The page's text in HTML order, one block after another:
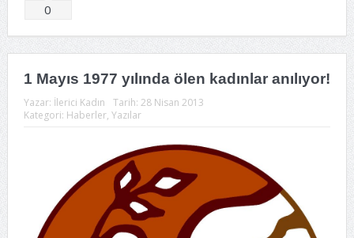
0
1 Mayıs 1977 yılında ölen kadınlar anılıyor!
Yazar: İlerici Kadın Tarih: 28 Nisan 2013
Kategori: Haberler, Yazılar